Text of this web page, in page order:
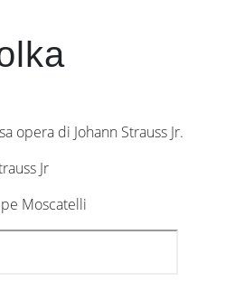
opera di Johann Strauss Jr.
Jr
Moscatelli